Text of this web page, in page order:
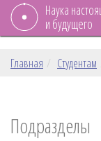
Наука
и будущего
Главная Студентам
Подразделы